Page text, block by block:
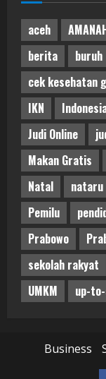
aceh
berita
buruh
cek kesehatan
IKN
Judi Online
Makan Gratis
Natal
nataru
Pemilu
Prabowo
sekolah rakyat
UMKM
up-
Business